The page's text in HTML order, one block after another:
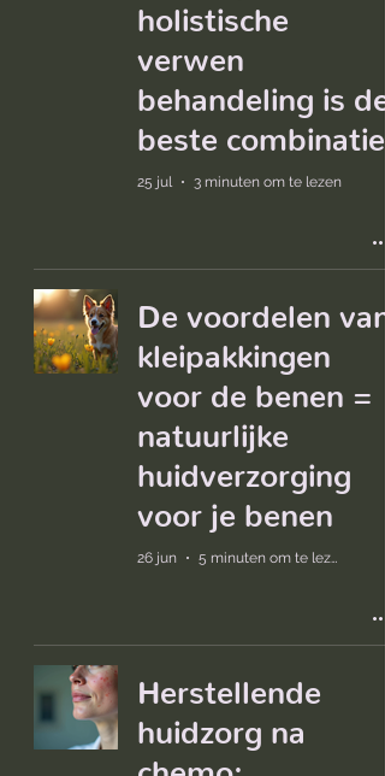
holistische
verwen
behandeling is de
beste combinatie
25 jul 3 minuten om te lezen
De voordelen van
kleipakkingen
voor de benen =
natuurlijke
huidverzorging
voor je benen
26 jun 5 minuten om te lezen
Herstellende
huidzorg na
chemo: